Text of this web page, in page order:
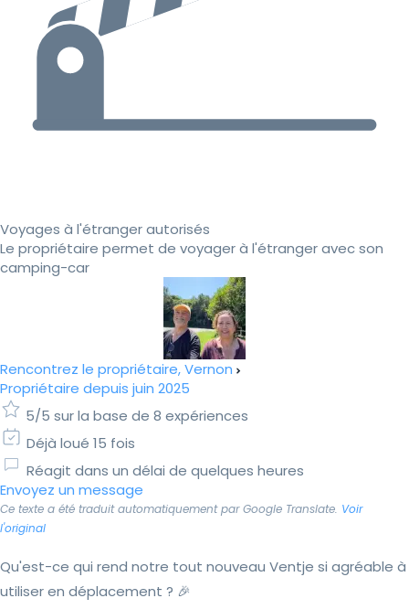
Voyages à l'étranger autorisés
Le propriétaire permet de voyager à l'étranger avec son
camping-car
Rencontrez le propriétaire, Vernon
Propriétaire depuis juin 2025
5/5 sur la base de 8 expériences
Déjà loué 15 fois
Réagit dans un délai de quelques heures
Envoyez un message
Ce texte a été traduit automatiquement par Google Translate. Voir
l'original
Qu'est-ce qui rend notre tout nouveau Ventje si agréable à
utiliser en déplacement ? 🎉